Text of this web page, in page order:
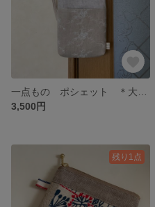
3,500円
残り1点